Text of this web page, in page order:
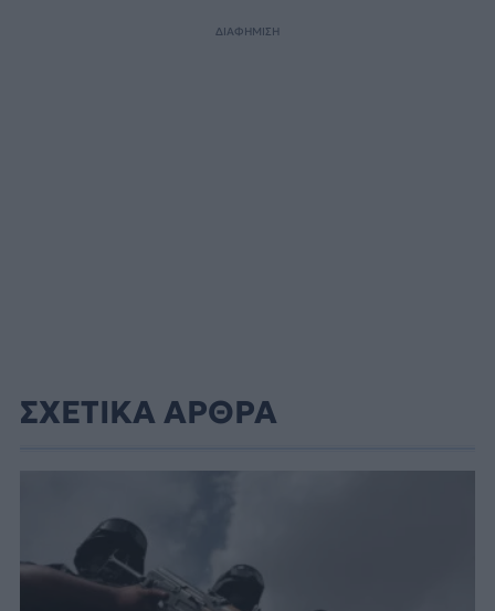
ΔΙΑΦΗΜΙΣΗ
ΣΧΕΤΙΚΑ ΑΡΘΡΑ